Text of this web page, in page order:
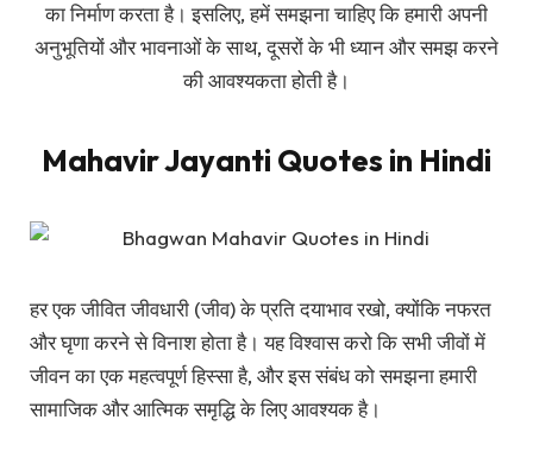
का निर्माण करता है। इसलिए, हमें समझना चाहिए कि हमारी अपनी
अनुभूतियों और भावनाओं के साथ, दूसरों के भी ध्यान और समझ करने
की आवश्यकता होती है।
Mahavir Jayanti Quotes in Hindi
हर एक जीवित जीवधारी (जीव) के प्रति दयाभाव रखो, क्योंकि नफरत
और घृणा करने से विनाश होता है। यह विश्वास करो कि सभी जीवों में
जीवन का एक महत्वपूर्ण हिस्सा है, और इस संबंध को समझना हमारी
सामाजिक और आत्मिक समृद्धि के लिए आवश्यक है।